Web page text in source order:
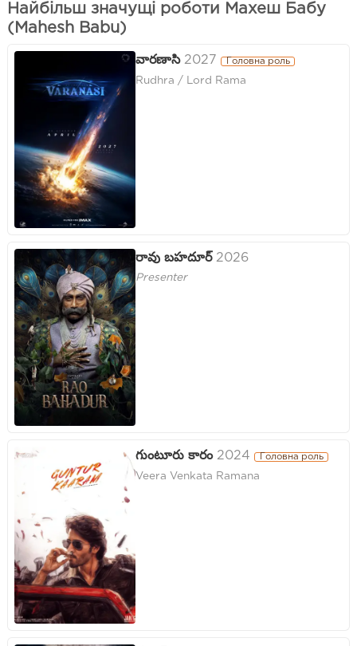
Найбільш значущі роботи Махеш Бабу
(Mahesh Babu)
వారణాసి 2027 Головна роль
Rudhra / Lord Rama
రావు బహదూర్ 2026
Presenter
గుంటూరు కారం 2024 Головна роль
Veera Venkata Ramana